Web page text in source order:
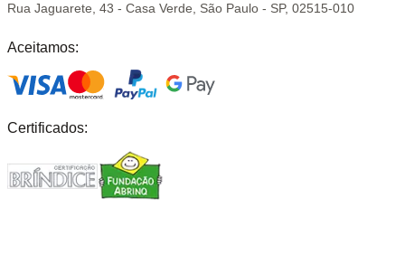
Rua Jaguarete, 43 - Casa Verde, São Paulo - SP, 02515-010
Aceitamos:
Certificados: